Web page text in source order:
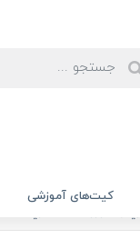
کیت‌های آموزشی